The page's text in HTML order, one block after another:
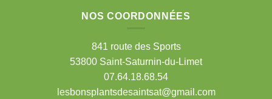
NOS COORDONNÉES
841 route des Sports
53800 Saint-Saturnin-du-Limet
07.64.18.68.54
lesbonsplantsdesaintsat@gmail.com